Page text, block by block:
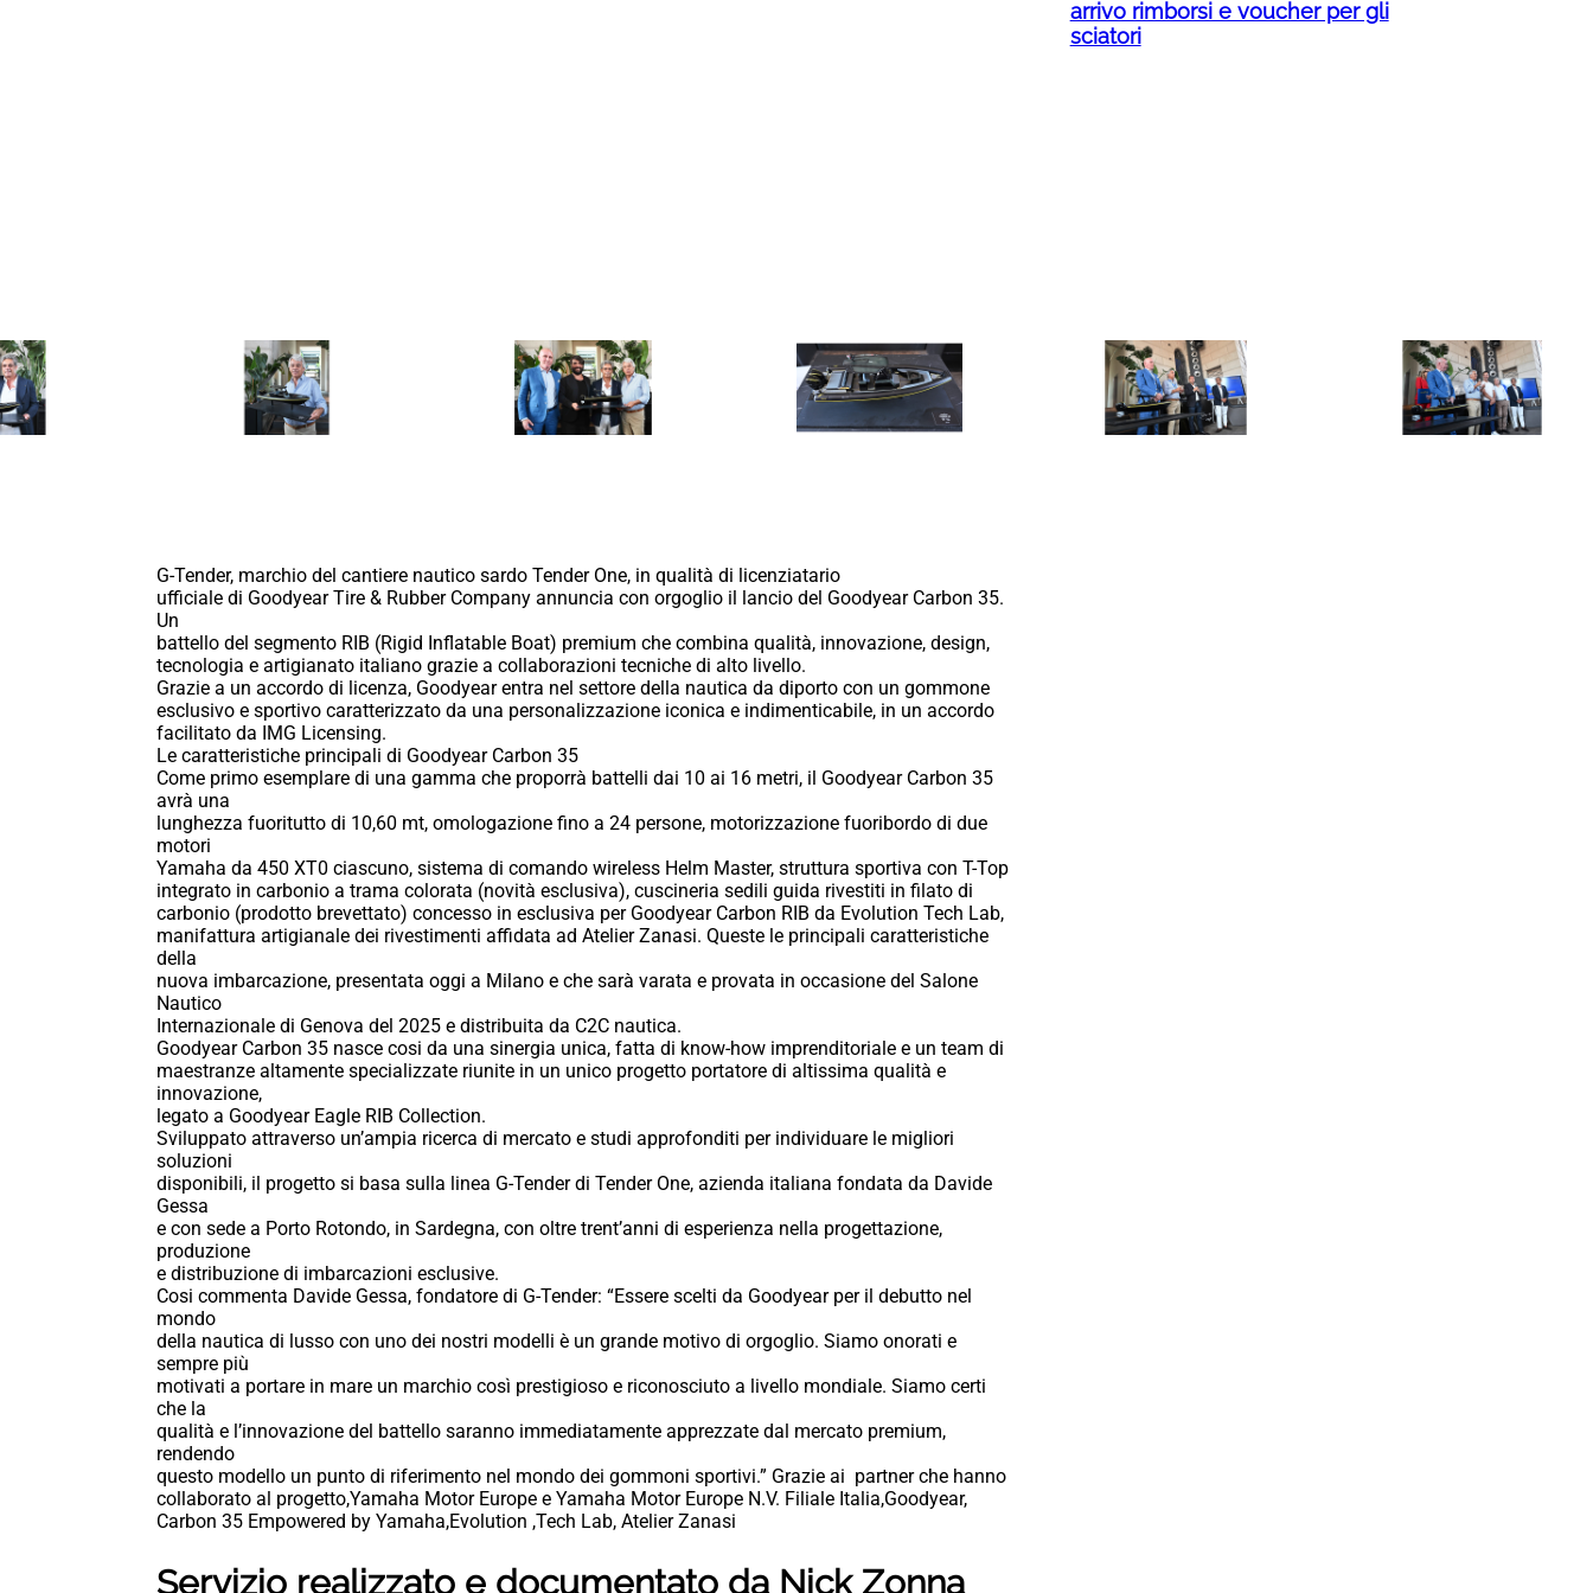
G-Tender, marchio del cantiere nautico sardo Tender One, in qualità di licenziatario
ufficiale di Goodyear Tire & Rubber Company annuncia con orgoglio il lancio del Goodyear Carbon 35.
Un
battello del segmento RIB (Rigid Inflatable Boat) premium che combina qualità, innovazione, design,
tecnologia e artigianato italiano grazie a collaborazioni tecniche di alto livello.
Grazie a un accordo di licenza, Goodyear entra nel settore della nautica da diporto con un gommone
esclusivo e sportivo caratterizzato da una personalizzazione iconica e indimenticabile, in un accordo
facilitato da IMG Licensing.
Le caratteristiche principali di Goodyear Carbon 35
Come primo esemplare di una gamma che proporrà battelli dai 10 ai 16 metri, il Goodyear Carbon 35
avrà una
lunghezza fuoritutto di 10,60 mt, omologazione fino a 24 persone, motorizzazione fuoribordo di due
motori
Yamaha da 450 XT0 ciascuno, sistema di comando wireless Helm Master, struttura sportiva con T-Top
integrato in carbonio a trama colorata (novità esclusiva), cuscineria sedili guida rivestiti in filato di
carbonio (prodotto brevettato) concesso in esclusiva per Goodyear Carbon RIB da Evolution Tech Lab,
manifattura artigianale dei rivestimenti affidata ad Atelier Zanasi. Queste le principali caratteristiche
della
nuova imbarcazione, presentata oggi a Milano e che sarà varata e provata in occasione del Salone
Nautico
Internazionale di Genova del 2025 e distribuita da C2C nautica.
Goodyear Carbon 35 nasce cosi da una sinergia unica, fatta di know-how imprenditoriale e un team di
maestranze altamente specializzate riunite in un unico progetto portatore di altissima qualità e
innovazione,
legato a Goodyear Eagle RIB Collection.
Sviluppato attraverso un’ampia ricerca di mercato e studi approfonditi per individuare le migliori
soluzioni
disponibili, il progetto si basa sulla linea G-Tender di Tender One, azienda italiana fondata da Davide
Gessa
e con sede a Porto Rotondo, in Sardegna, con oltre trent’anni di esperienza nella progettazione,
produzione
e distribuzione di imbarcazioni esclusive.
Cosi commenta Davide Gessa, fondatore di G-Tender: “Essere scelti da Goodyear per il debutto nel
mondo
della nautica di lusso con uno dei nostri modelli è un grande motivo di orgoglio. Siamo onorati e
sempre più
motivati a portare in mare un marchio così prestigioso e riconosciuto a livello mondiale. Siamo certi
che la
qualità e l’innovazione del battello saranno immediatamente apprezzate dal mercato premium,
rendendo
questo modello un punto di riferimento nel mondo dei gommoni sportivi.” Grazie ai partner che hanno
collaborato al progetto,Yamaha Motor Europe e Yamaha Motor Europe N.V. Filiale Italia,Goodyear,
Carbon 35 Empowered by Yamaha,Evolution ,Tech Lab, Atelier Zanasi
Servizio realizzato e documentato da Nick Zonna
arrivo rimborsi e voucher per gli
sciatori